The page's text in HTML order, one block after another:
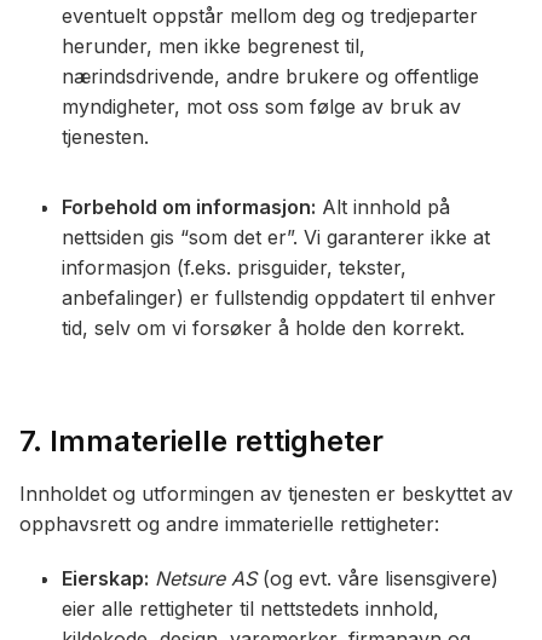
eventuelt oppstår mellom deg og tredjeparter
herunder, men ikke begrenest til,
nærindsdrivende, andre brukere og offentlige
myndigheter, mot oss som følge av bruk av
tjenesten.
Forbehold om informasjon: Alt innhold på
nettsiden gis “som det er”. Vi garanterer ikke at
informasjon (f.eks. prisguider, tekster,
anbefalinger) er fullstendig oppdatert til enhver
tid, selv om vi forsøker å holde den korrekt.
7. Immaterielle rettigheter
Innholdet og utformingen av tjenesten er beskyttet av
opphavsrett og andre immaterielle rettigheter:
Eierskap: Netsure AS(og evt. våre lisensgivere)
eier alle rettigheter til nettstedets innhold,